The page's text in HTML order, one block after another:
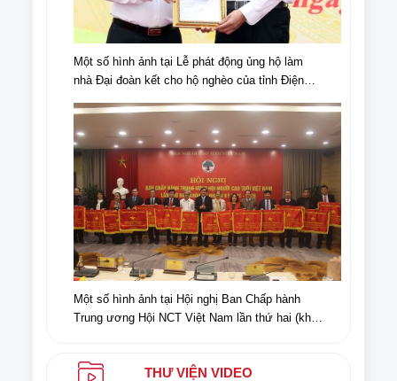
Một số hình ảnh tại Lễ phát động ủng hộ làm
nhà Đại đoàn kết cho hộ nghèo của tỉnh Điện
Biên Phủ (07/5/1954-07/5/2024)
Một số hình ảnh tại Hội nghị Ban Chấp hành
Trung ương Hội NCT Việt Nam lần thứ hai (khóa
THƯ VIỆN VIDEO